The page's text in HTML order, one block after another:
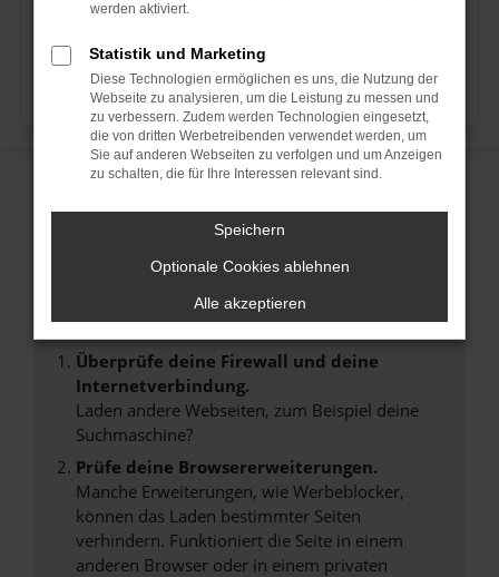
UNSERE NEUZUGÄNGE
FEHLER: NETWORK ERROR
Beim Laden ist ein Fehler aufgetreten.
Hier sind ein paar Tipps, die dir helfen können:
Überprüfe deine Firewall und deine
Internetverbindung.
Laden andere Webseiten, zum Beispiel deine
Suchmaschine?
Prüfe deine Browsererweiterungen.
Manche Erweiterungen, wie Werbeblocker,
können das Laden bestimmter Seiten
verhindern. Funktioniert die Seite in einem
anderen Browser oder in einem privaten
werden aktiviert.
Statistik und Marketing
Diese Technologien ermöglichen es uns, die Nutzung der
Webseite zu analysieren, um die Leistung zu messen und
zu verbessern. Zudem werden Technologien eingesetzt,
die von dritten Werbetreibenden verwendet werden, um
Sie auf anderen Webseiten zu verfolgen und um Anzeigen
zu schalten, die für Ihre Interessen relevant sind.
Speichern
Optionale Cookies ablehnen
Alle akzeptieren